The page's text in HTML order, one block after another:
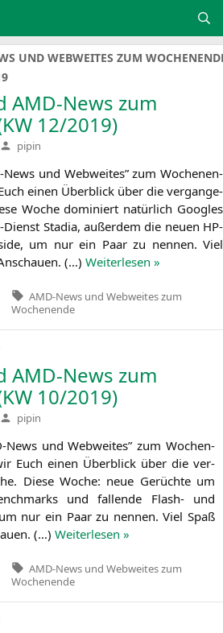
UND WEBWEITES ZUM
AMD-News zum
KW 12/2019)
Verfasst
von
pipin
News und Web­wei­tes” zum Wochen­en­
einen Über­blick über die ver­gan­ge­
Woche domi­niert natür­lich Goo­gles
Sta­dia, außer­dem die neu­en HP-
um nur ein Paar zu nen­nen. Viel
(…) Wei­ter­le­sen »
Tags:
AMD-News und Webweites zum
Wochenende
AMD-News zum
KW 10/2019)
Verfasst
von
pipin
News und Web­wei­tes” zum Wochen­
Euch einen Über­blick über die ver­
Die­se Woche: neue Gerüch­te um
und fal­len­de Flash- und
nur ein Paar zu nen­nen. Viel Spaß
(…) Wei­ter­le­sen »
Tags:
AMD-News und Webweites zum
Wochenende